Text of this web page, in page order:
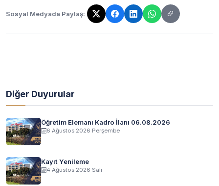
Sosyal Medyada Paylaş:
Bağlantı kopyalandı!
Diğer Duyurular
Öğretim Elemanı Kadro İlanı 06.08.2026
6 Ağustos 2026 Perşembe
Kayıt Yenileme
4 Ağustos 2026 Salı